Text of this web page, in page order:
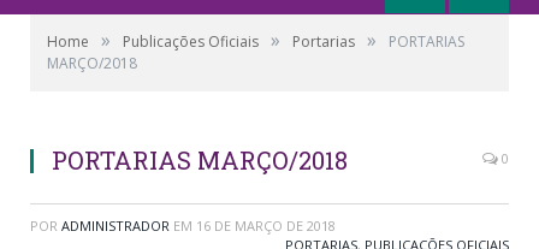
Home » Publicações Oficiais » Portarias »
PORTARIAS
MARÇO/2018
PORTARIAS MARÇO/2018 0
POR ADMINISTRADOR EM 16 DE MARÇO DE 2018
PORTARIAS, PUBLICAÇÕES OFICIAIS